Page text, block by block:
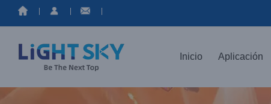
contenido
Inicio Aplicación